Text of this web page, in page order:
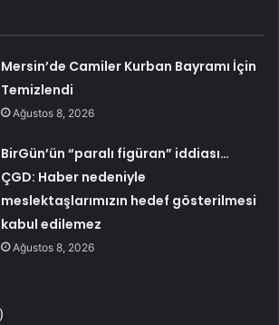
Mersin’de Camiler Kurban Bayramı İçin
Temizlendi
Ağustos 8, 2026
BirGün’ün “paralı figüran” iddiası…
ÇGD: Haber nedeniyle
meslektaşlarımızın hedef gösterilmesi
kabul edilemez
Ağustos 8, 2026